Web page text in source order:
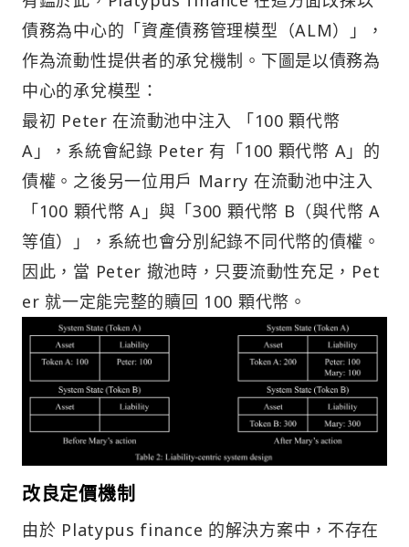
債務為中心的「資產債務管理模型（ALM）」，
作為流動性提供者的承兌機制。下圖是以債務為
中心的承兌模型：
最初 Peter 在流動池中注入 「100 顆代幣
A」，系統會紀錄 Peter 有「100 顆代幣 A」的
債權。之後另一位用戶 Marry 在流動池中注入
「100 顆代幣 A」與「300 顆代幣 B（與代幣 A
等值）」，系統也會分別紀錄不同代幣的債權。
因此，當 Peter 撤池時，只要流動性充足，Pet
er 就一定能完整的贖回 100 顆代幣。
改良定價機制
由於 Platypus finance 的解決方案中，不存在